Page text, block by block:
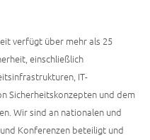
verfügt über mehr als 25
einschließlich
IT-
Sicherheitskonzepten und dem
Wir sind an nationalen und
Konferenzen beteiligt und